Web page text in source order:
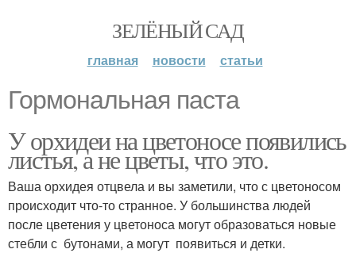
ЗЕЛЁНЫЙ САД
главная новости статьи
Гормональная паста
У орхидеи на цветоносе появились
листья, а не цветы, что это.
Ваша орхидея отцвела и вы заметили, что с цветоносом
происходит что-то странное. У большинства людей
после цветения у цветоноса могут образоваться новые
стебли с бутонами, а могут появиться и детки.